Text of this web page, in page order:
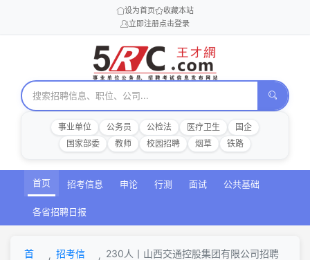
设为首页
收藏本站
立即注册点击登录
事业单位 公务员 公检法 医疗卫生
国企
国家部委
教师 校园招聘 烟草 铁路
首页 招考信息 申论 行测 面试 公共基础
各省招聘日报
首
招考信
230人丨山西交通控股集团有限公司招聘